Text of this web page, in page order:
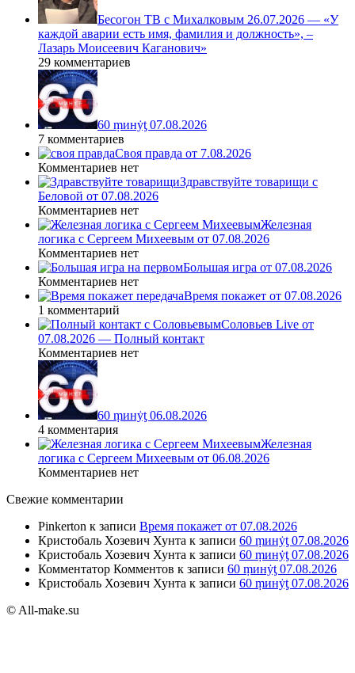
Бесогон ТВ с Михалковым 26.07.2026 — «У
каждой аварии есть имя, фамилия и должность», –
Лазарь Моисеевич Каганович»
29 комментариев
60 ṃинẏƫ 07.08.2026
7 комментариев
Своя правда от 7.08.2026
Комментариев нет
Здравствуйте товарищи с
Беловой от 07.08.2026
Комментариев нет
Железная
логика с Сергеем Михеевым от 07.08.2026
Комментариев нет
Большая игра от 07.08.2026
Комментариев нет
Время покажет от 07.08.2026
1 комментарий
Соловьев Live от
07.08.2026 — Полный контакт
Комментариев нет
60 ṃинẏƫ 06.08.2026
4 комментария
Железная
логика с Сергеем Михеевым от 06.08.2026
Комментариев нет
Свежие комментарии
Pinkerton к записи Время покажет от 07.08.2026
Кристобаль Хозевич Хунта к записи 60 ṃинẏƫ 07.08.2026
Кристобаль Хозевич Хунта к записи 60 ṃинẏƫ 07.08.2026
Комментатор Комментов к записи 60 ṃинẏƫ 07.08.2026
Кристобаль Хозевич Хунта к записи 60 ṃинẏƫ 07.08.2026
© All-make.su